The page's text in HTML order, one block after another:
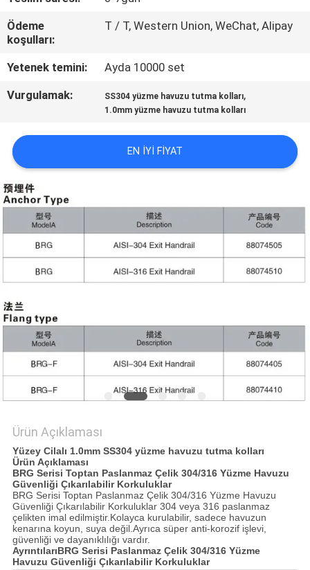
GEÇIN
BIR
TEKLIF
NEWS
SITE
HARITASI
PRIVACY
Ödeme
koşulları:
T / T, Western Union, WeChat, Alipay
Yetenek temini:
Ayda 10000 set
Vurgulamak:
SS304 yüzme havuzu tutma kolları,
1.0mm yüzme havuzu tutma kolları
EN IYI FIYAT
Ürün Açıklaması
Yüzey Cilalı 1.0mm SS304 yüzme havuzu tutma kolları
Ürün Açıklaması
BRG Serisi Toptan Paslanmaz Çelik 304/316 Yüzme Havuzu
Güvenliği Çıkarılabilir Korkuluklar
BRG Serisi Toptan Paslanmaz Çelik 304/316 Yüzme Havuzu
Güvenliği Çıkarılabilir Korkuluklar304 veya 316 paslanmaz
çelikten imal edilmiştir.Kolayca kurulabilir, sadece havuzun
kenarına koyun, suya değil.Ayrıca süper anti-korozif işlevi,
güvenliği ve dayanıklılığı vardır.
AyrıntılarıBRG Serisi Paslanmaz Çelik 304/316 Yüzme
Havuzu Güvenliği Çıkarılabilir Korkuluklar